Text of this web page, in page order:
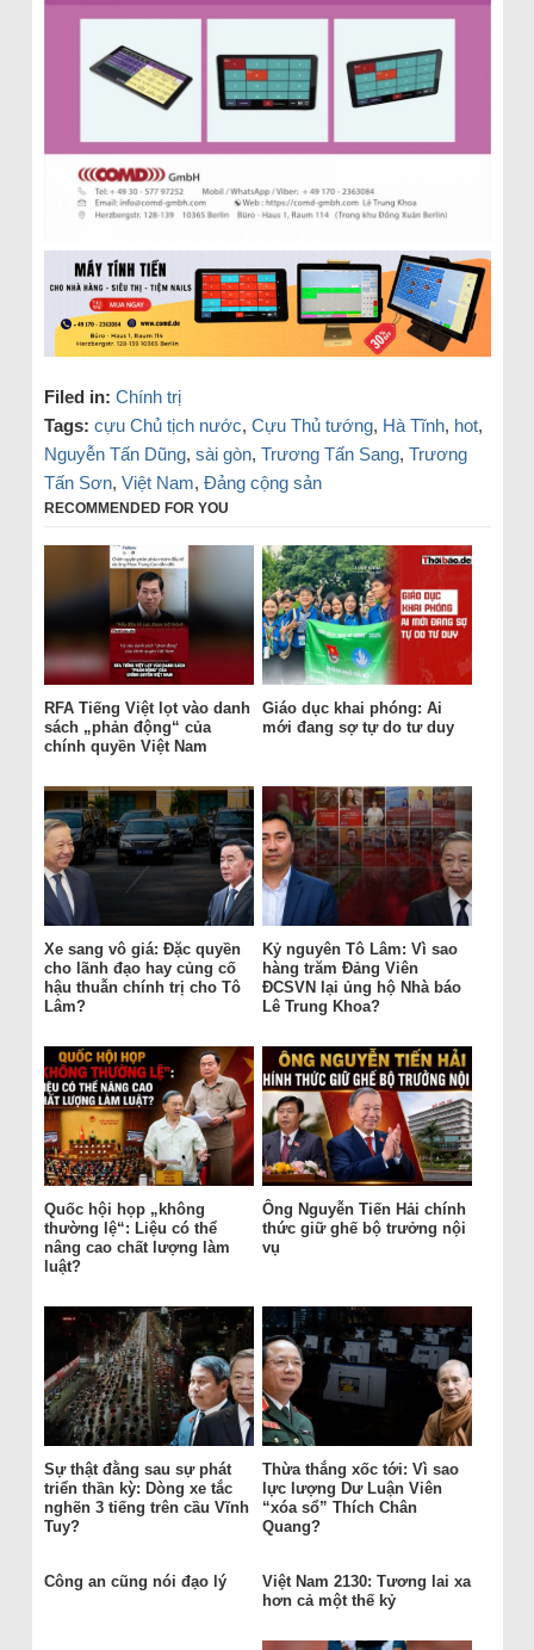
Filed in: Chính trị
Tags: cựu Chủ tịch nước, Cựu Thủ tướng, Hà Tĩnh, hot,
Nguyễn Tấn Dũng, sài gòn, Trương Tấn Sang, Trương
Tấn Sơn, Việt Nam, Đảng cộng sản
RECOMMENDED FOR YOU
RFA Tiếng Việt lọt vào danh
sách „phản động“ của
chính quyền Việt Nam
Giáo dục khai phóng: Ai
mới đang sợ tự do tư duy
Xe sang vô giá: Đặc quyền
cho lãnh đạo hay củng cố
hậu thuẫn chính trị cho Tô
Lâm?
Kỷ nguyên Tô Lâm: Vì sao
hàng trăm Đảng Viên
ĐCSVN lại ủng hộ Nhà báo
Lê Trung Khoa?
Quốc hội họp „không
thường lệ“: Liệu có thể
nâng cao chất lượng làm
luật?
Ông Nguyễn Tiến Hải chính
thức giữ ghế bộ trưởng nội
vụ
Sự thật đằng sau sự phát
triển thần kỳ: Dòng xe tắc
nghẽn 3 tiếng trên cầu Vĩnh
Tuy?
Thừa thắng xốc tới: Vì sao
lực lượng Dư Luận Viên
“xóa sổ” Thích Chân
Quang?
Công an cũng nói đạo lý
Việt Nam 2130: Tương lai xa
hơn cả một thế kỷ